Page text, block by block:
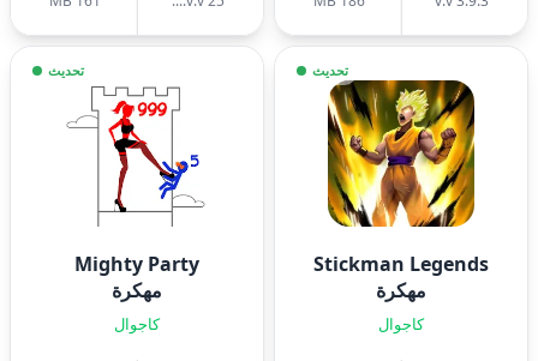
تحديث
Stickman Legends
مهكرة
كاجوال
تحديث
Mighty Party
مهكرة
كاجوال